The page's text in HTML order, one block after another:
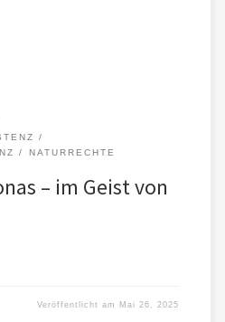
NATURRECHTE
– im Geist von
Veröffentlicht am Mai 26, 2025